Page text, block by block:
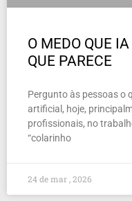
O MEDO QUE
QUE PARECE
Pergunto às pessoas o
artificial, hoje,
profissionais, no
“colarinho
24 de mar , 2026